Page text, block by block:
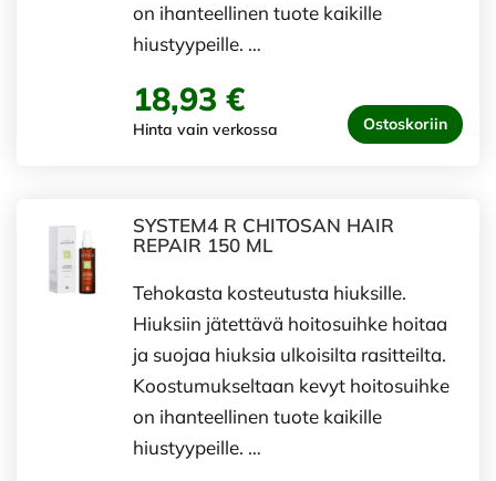
on ihanteellinen tuote kaikille
hiustyypeille. …
18,93 €
Hinta vain verkossa Ostoskoriin
SYSTEM4 R CHITOSAN HAIR
REPAIR 150 ML
Tehokasta kosteutusta hiuksille.
Hiuksiin jätettävä hoitosuihke hoitaa
ja suojaa hiuksia ulkoisilta rasitteilta.
Koostumukseltaan kevyt hoitosuihke
on ihanteellinen tuote kaikille
hiustyypeille. …